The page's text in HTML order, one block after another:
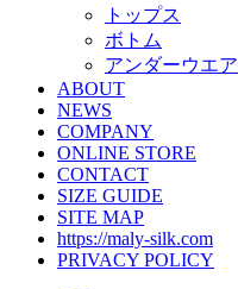
トップス
ボトム
アンダーウエア
ABOUT
NEWS
COMPANY
ONLINE STORE
CONTACT
SIZE GUIDE
SITE MAP
https://maly-silk.com
PRIVACY POLICY